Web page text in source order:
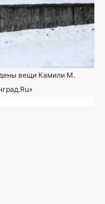
вещи Камили М.